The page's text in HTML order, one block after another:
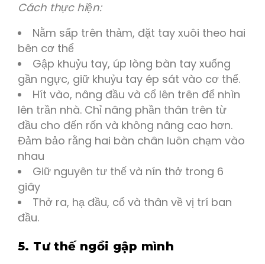
Cách thực hiện:
Nằm sấp trên thảm, đặt tay xuôi theo hai
bên cơ thể
Gập khuỷu tay, úp lòng bàn tay xuống
gần ngực, giữ khuỷu tay ép sát vào cơ thể.
Hít vào, nâng đầu và cổ lên trên để nhìn
lên trần nhà. Chỉ nâng phần thân trên từ
đầu cho đến rốn và không nâng cao hơn.
Đảm bảo rằng hai bàn chân luôn chạm vào
nhau
Giữ nguyên tư thế và nín thở trong 6
giây
Thở ra, hạ đầu, cổ và thân về vị trí ban
đầu.
5. Tư thế ngồi gập mình